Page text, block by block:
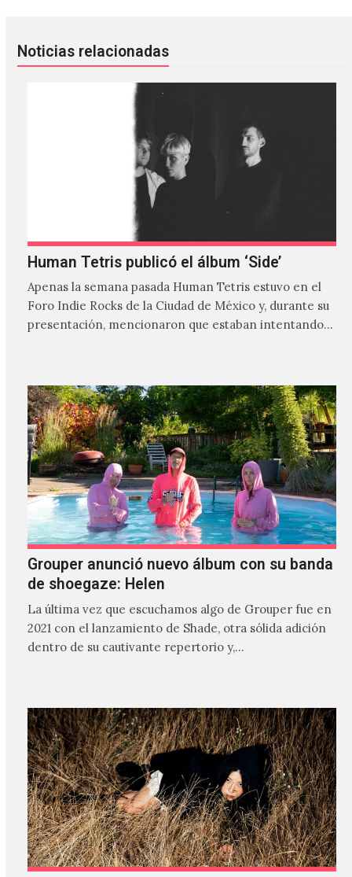
Noticias relacionadas
Human Tetris publicó el álbum ‘Side’
Apenas la semana pasada Human Tetris estuvo en el
Foro Indie Rocks de la Ciudad de México y, durante su
presentación, mencionaron que estaban intentando…
Grouper anunció nuevo álbum con su banda
de shoegaze: Helen
La última vez que escuchamos algo de Grouper fue en
2021 con el lanzamiento de Shade, otra sólida adición
dentro de su cautivante repertorio y,…